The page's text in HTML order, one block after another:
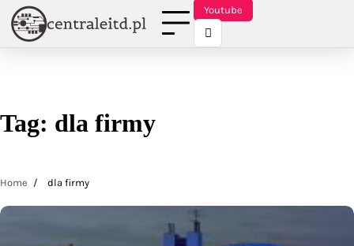
Skip
content
Youtube
Tag: dla firmy
Home dla firmy